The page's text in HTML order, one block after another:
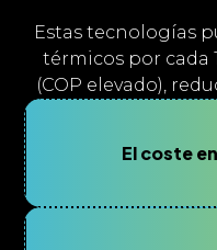
Estas tecnologías
térmicos por cada
(COP elevado),
El coste